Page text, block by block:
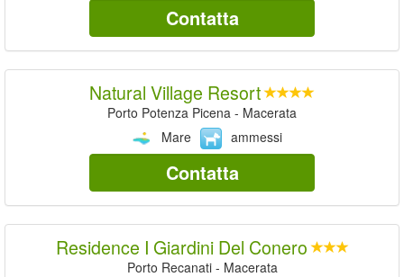
Contatta
Natural Village Resort
Porto Potenza Picena - Macerata
Mare
ammessi
Contatta
Residence I Giardini Del Conero
Porto Recanati - Macerata